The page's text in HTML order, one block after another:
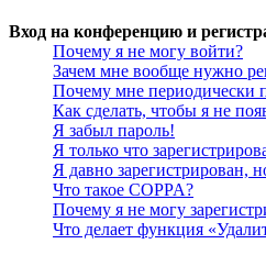
Вход на конференцию и
Почему я не могу войти?
Зачем мне вообще нужно
Почему мне периодически
Как сделать, чтобы я не
Я забыл пароль!
Я только что
Я давно зарегистрирован,
Что такое COPPA?
Почему я не могу
Что делает функция